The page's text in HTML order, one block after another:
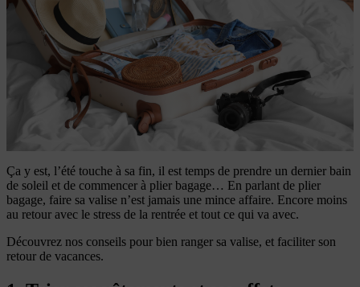
Ça y est, l’été touche à sa fin, il est temps de prendre un dernier bain
de soleil et de commencer à plier bagage… En parlant de plier
bagage, faire sa valise n’est jamais une mince affaire. Encore moins
au retour avec le stress de la rentrée et tout ce qui va avec.
Découvrez nos conseils pour bien ranger sa valise, et faciliter son
retour de vacances.